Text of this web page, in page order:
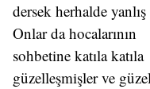
dersek herhalde
Onlar da hocalarının
sohbetine katıla katıla
güzelleşmişler ve